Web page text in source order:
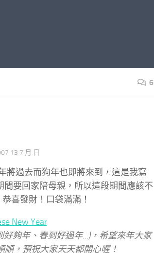
6
13 7 月 日
將過去而狗年也即將來到，這是我寫
要回家陪母親，所以這段期間應該不
喜發財！口袋滿滿！
好夠年、春到好過年…)，希望來年大家
，預祝大家天天都開心喔！